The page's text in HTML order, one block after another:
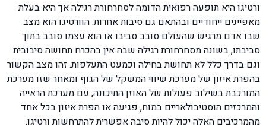
ורטיגו היא תופעה רפואית הדומה לסחרחורת רגילה אך היא בעלת
מאפיינים ייחודיים ובהתאם גם סיבות אחרות. הוורטיגו הוא מצב
שבו אדם מרגיש שהעולם סובב סביבו או הוא עצמו סובב בתוך
סביבתו, בשונה מסחרחורת רגילה שבה אין בהכרח תחושה סיבובית
וגם בדרך כלל לא תחושת בחילה וכמעט התעלפות. זהו מצב הקשור
בהפרת איזון של מערכת שיווי המשקל של הגוף ומאחר שזו מערכת
המורכבת בשילוב פעולות של האוזן התיכונה, עם מערכת הראייה
והמרכזים הוסטיבולאריים במוח, פגיעה או הפרת איזון בכל אחד
מהמרכיבים האלה יכול להיות סיבה אפשרית להתרחשות ורטיגו.